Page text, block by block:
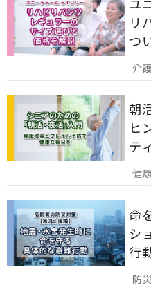
リ
つ
分
朝
ヒ
テ
で
命
シ
行